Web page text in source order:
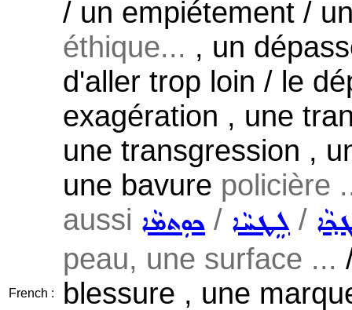
French :
/ un empiétement /
éthique... , un
d'aller trop loin / le
exagération , une
une transgression ,
une bavure policière
aussi ܟܘܼܬܡܵܐ / ܠܸܛܚܵܐ /
peau, une surface ...
blessure , une